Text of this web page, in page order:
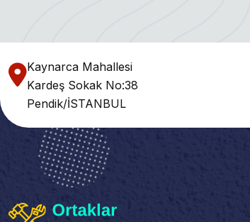
Kaynarca Mahallesi
Kardeş Sokak No:38
Pendik/İSTANBUL